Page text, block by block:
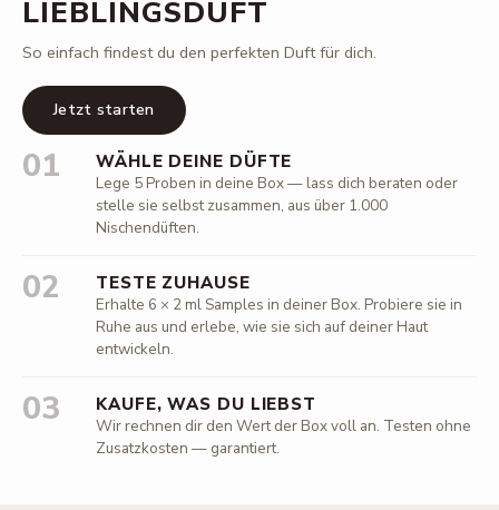
LIEBLINGSDUFT
So einfach findest du den perfekten Duft für dich.
Jetzt starten
01 WÄHLE DEINE DÜFTE
Lege 5 Proben in deine Box — lass dich beraten oder
stelle sie selbst zusammen, aus über 1.000
Nischendüften.
02 TESTE ZUHAUSE
Erhalte 6 × 2 ml Samples in deiner Box. Probiere sie in
Ruhe aus und erlebe, wie sie sich auf deiner Haut
entwickeln.
03 KAUFE, WAS DU LIEBST
Wir rechnen dir den Wert der Box voll an. Testen ohne
Zusatzkosten — garantiert.